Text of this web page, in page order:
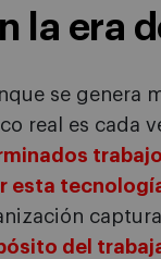
la era
se genera
real es cada
esta
del